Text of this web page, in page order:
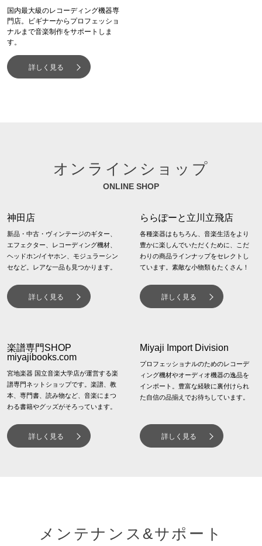
国内最大級のレコーディング機器専
門店。ビギナーからプロフェッショ
ナルまで音楽制作をサポートしま
す。
詳しく見る
オンラインショップ
ONLINE SHOP
神田店
新品・中古・ヴィンテージのギター、
エフェクター、レコーディング機材、
ヘッドホン/イヤホン、モジュラーシン
セなど。レアな一品も見つかります。
詳しく見る
ららぽーと立川立飛店
各種楽器はもちろん、音楽生活をより
豊かに楽しんでいただくために、こだ
わりの商品ラインナップをセレクトし
ています。素敵な小物類もたくさん！
詳しく見る
楽譜専門SHOP
miyajibooks.com
宮地楽器 国立音楽大学店が運営する楽
譜専門ネットショップです。楽譜、教
本、専門書、読み物など、音楽にまつ
わる書籍やグッズがそろっています。
詳しく見る
Miyaji Import Division
プロフェッショナルのためのレコーデ
ィング機材やオーディオ機器の逸品を
インポート。豊富な経験に裏付けられ
た自信の品揃えでお待ちしています。
詳しく見る
メンテナンス&サポート